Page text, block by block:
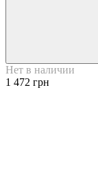
Нет в наличии
1 472 грн